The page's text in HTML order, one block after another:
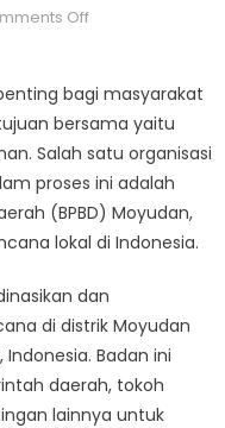
Offon
Peran
BPBD
Moyudan
dalam
Respon
Bencana
bagi masyarakat
bersama yaitu
Salah satu organisasi
proses ini adalah
(BPBD) Moyudan,
lokal di Indonesia.
dan
di distrik Moyudan
Badan ini
daerah, tokoh
lainnya untuk